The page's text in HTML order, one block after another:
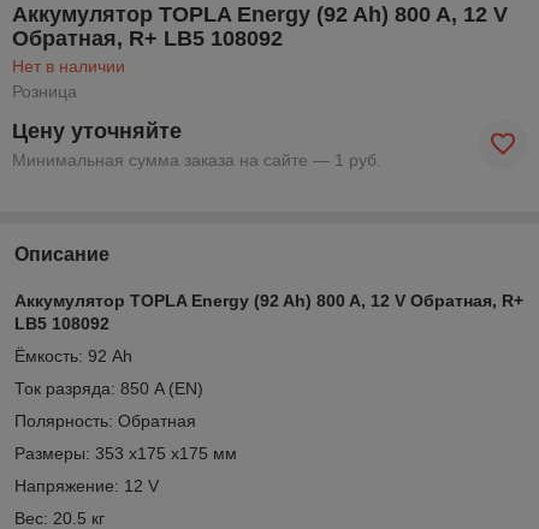
Аккумулятор TOPLA Energy (92 Ah) 800 A, 12 V
Обратная, R+ LB5 108092
Нет в наличии
Розница
Цену уточняйте
Минимальная сумма заказа на сайте — 1 руб.
Описание
Аккумулятор TOPLA Energy (92 Ah) 800 A, 12 V Обратная, R+
LB5 108092
Ёмкость: 92 Ah
Ток разряда: 850 A (EN)
Полярность: Обратная
Размеры: 353 x175 x175 мм
Напряжение: 12 V
Вес: 20.5 кг